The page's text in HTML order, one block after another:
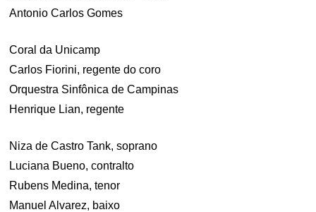
Antonio Carlos Gomes
Coral da Unicamp
Carlos Fiorini, regente do coro
Orquestra Sinfônica de Campinas
Henrique Lian, regente
Niza de Castro Tank, soprano
Luciana Bueno, contralto
Rubens Medina, tenor
Manuel Alvarez, baixo